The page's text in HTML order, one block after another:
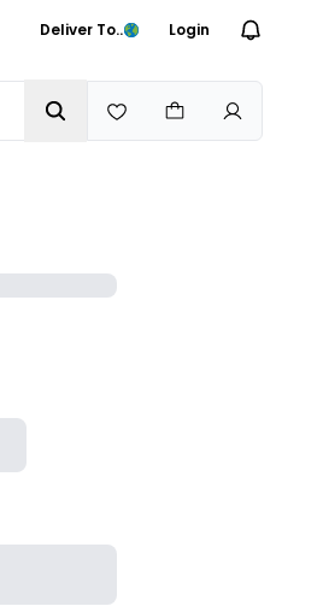
Deliver To.. Login